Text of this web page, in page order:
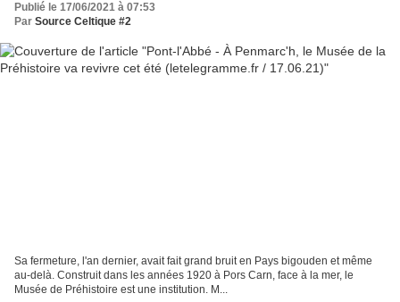
Publié le 17/06/2021 à 07:53
Par Source Celtique #2
Sa fermeture, l'an dernier, avait fait grand bruit en Pays bigouden et même
au-delà. Construit dans les années 1920 à Pors Carn, face à la mer, le
Musée de Préhistoire est une institution. M...